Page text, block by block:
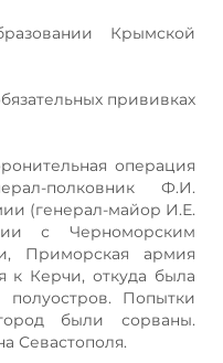
Крымской
прививках
операция
полковник Ф.И.
(генерал-майор И.Е.
с Черноморским
Приморская армия
к Керчи, откуда была
полуостров. Попытки
были сорваны.
Севастополя.